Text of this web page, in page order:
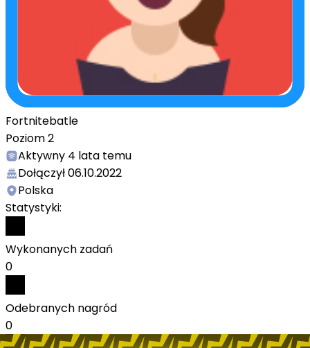
Fortnitebatle
Poziom2
Aktywny 4 lata temu
Dołączył06.10.2022
Polska
Statystyki:
Wykonanych zadań
0
Odebranych nagród
0